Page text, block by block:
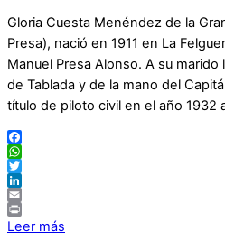
Gloria Cuesta Menéndez de la
Presa), nació en 1911 en La
Manuel Presa Alonso. A su
de Tablada y de la mano del
título de piloto civil en el año 1932
Facebook
WhatsApp
Twitter
LinkedIn
Email
Print
Leer más